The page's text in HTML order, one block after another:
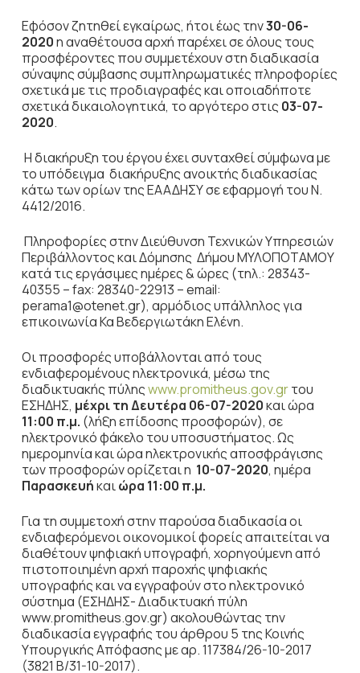
Εφόσον ζητηθεί εγκαίρως, ήτοι έως την30-06-
2020η αναθέτουσα αρχή παρέχει σε όλους τους
προσφέροντες που συμμετέχουν στη διαδικασία
σύναψης σύμβασης συμπληρωματικές πληροφορίες
σχετικά με τις προδιαγραφές και οποιαδήποτε
σχετικά δικαιολογητικά, το αργότερο στις 03-07-
2020.
Η διακήρυξη του έργου έχει συνταχθεί σύμφωνα με
το υπόδειγμα διακήρυξης ανοικτής διαδικασίας
κάτω των ορίων της ΕΑΑΔΗΣΥ σε εφαρμογή του Ν.
4412/2016.
Πληροφορίες στην Διεύθυνση Τεχνικών Υπηρεσιών
Περιβάλλοντος και Δόμησης Δήμου ΜΥΛΟΠΟΤΑΜΟΥ
κατά τις εργάσιμες ημέρες & ώρες (τηλ.: 28343-
40355 – fax: 28340-22913 – email:
perama1@otenet.gr), αρμόδιος υπάλληλος για
επικοινωνία Κα Βεδεργιωτάκη Ελένη.
Οι προσφορές υποβάλλονται από τους
ενδιαφερομένους ηλεκτρονικά, μέσω της
διαδικτυακής πύληςwww.promitheus.gov.grτου
ΕΣΗΔΗΣ, μέχρι τη Δευτέρα 06-07-2020και ώρα
11:00 π.μ. (λήξη επίδοσης προσφορών), σε
ηλεκτρονικό φάκελο του υποσυστήματος.Ως
ημερομηνία και ώρα ηλεκτρονικής αποσφράγισης
των προσφορών ορίζεται η 10-07-2020, ημέρα
Παρασκευήκαιώρα 11:00 π.μ.
Για τη συμμετοχή στην παρούσα διαδικασία οι
ενδιαφερόμενοι οικονομικοί φορείς απαιτείται να
διαθέτουν ψηφιακή υπογραφή, χορηγούμενη από
πιστοποιημένη αρχή παροχής ψηφιακής
υπογραφής και να εγγραφούν στο ηλεκτρονικό
σύστημα (ΕΣΗΔΗΣ- Διαδικτυακή πύλη
www.promitheus.gov.gr) ακολουθώντας την
διαδικασία εγγραφής του άρθρου 5 της Κοινής
Υπουργικής Απόφασης με αρ. 117384/26-10-2017
(3821 Β/31-10-2017).